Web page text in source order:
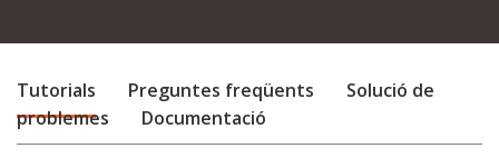
Tutorials Preguntes freqüents
Solució de
problemes
Documentació